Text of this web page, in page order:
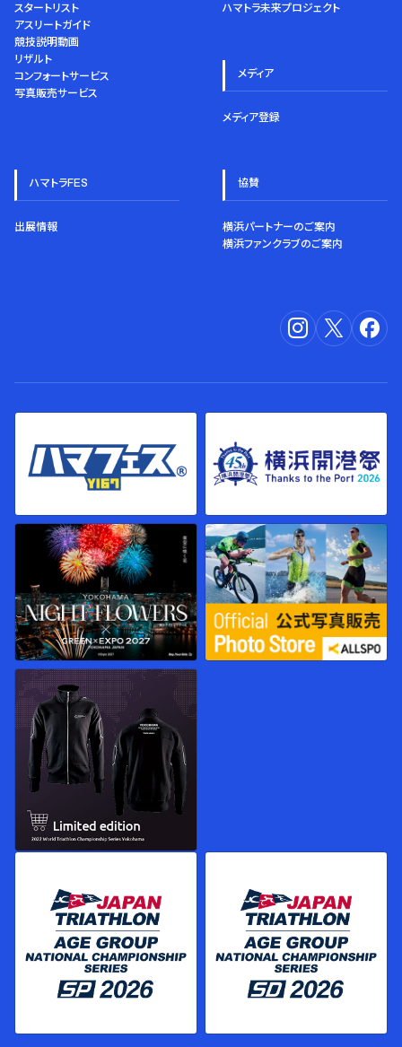
スタートリスト
アスリートガイド
競技説明動画
リザルト
コンフォートサービス
写真販売サービス
ハマトラ未来プロジェクト
メディア
メディア登録
ハマトラFES
出展情報
協賛
横浜パートナーのご案内
横浜ファンクラブのご案内